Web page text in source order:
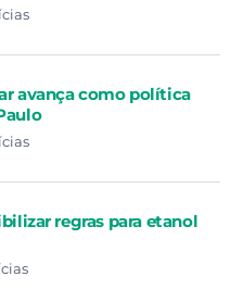
avança como política
regras para etanol